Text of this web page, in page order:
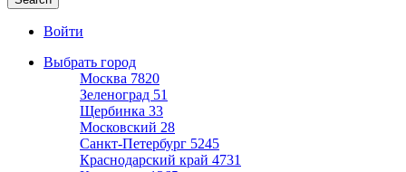
Войти
Выбрать город
Москва 7820
Зеленоград 51
Щербинка 33
Московский 28
Санкт-Петербург 5245
Краснодарский край 4731